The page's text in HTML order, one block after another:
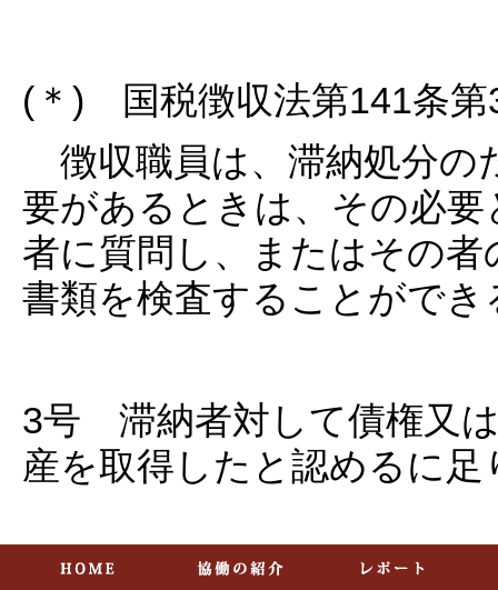
(＊) 国税徴収法第141条第
徴収職員は、滞納処分の
要があるときは、その必
者に質問し、またはその
書類を検査することができ
3号 滞納者対して債権又
産を取得したと認めるに